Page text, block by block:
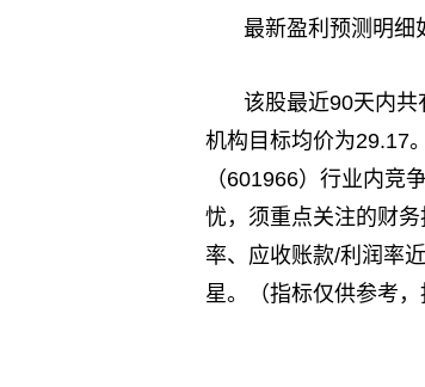
最新盈利预测明细
该股最近90天内
机构目标均价为29.17
（601966）行业内竞
忧，须重点关注的财
率、应收账款/利润率
星。（指标仅供参考，